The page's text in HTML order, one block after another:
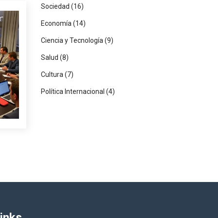
Sociedad (16)
Economía (14)
Ciencia y Tecnología (9)
Salud (8)
Cultura (7)
Política Internacional (4)